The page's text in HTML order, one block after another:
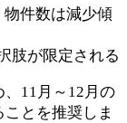
件数は減少傾
肢が限定される
11月～12月の
とを推奨しま